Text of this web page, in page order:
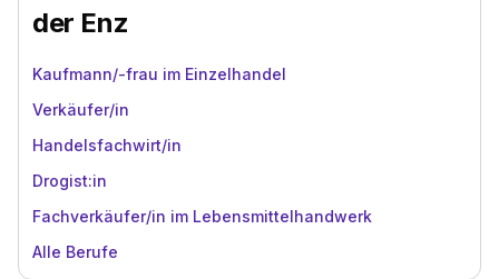
der Enz
Kaufmann/-frau im Einzelhandel
Verkäufer/in
Handelsfachwirt/in
Drogist:in
Fachverkäufer/in im Lebensmittelhandwerk
Alle Berufe